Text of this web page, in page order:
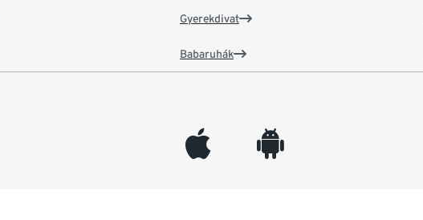
Gyerekdivat
Babaruhák
appleinc android